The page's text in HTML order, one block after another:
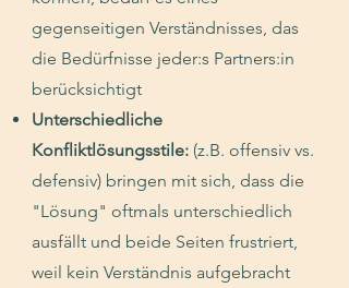
gegenseitigen Verständnisses, das
die Bedürfnisse jeder:s Partners:in
berücksichtigt
Unterschiedliche
Konfliktlösungsstile: (z.B. offensiv vs.
defensiv) bringen mit sich, dass die
"Lösung" oftmals unterschiedlich
ausfällt und beide Seiten frustriert,
weil kein Verständnis aufgebracht